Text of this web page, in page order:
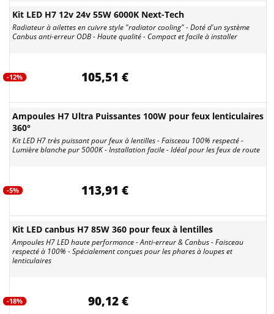
Kit LED H7 12v 24v 55W 6000K Next-Tech
Radiateur à ailettes en cuivre style "radiator cooling" - Doté d'un système
Canbus anti-erreur ODB - Haute qualité - Compact et facile à installer
-12% 105,51 €
Ampoules H7 Ultra Puissantes 100W pour feux lenticulaires
360°
Kit LED H7 très puissant pour feux à lentilles - Faisceau 100% respecté -
Lumière blanche pur 5000K - Installation facile - Idéal pour les feux de route
-5% 113,91 €
Kit LED canbus H7 85W 360 pour feux à lentilles
Ampoules H7 LED haute performance - Anti-erreur & Canbus - Faisceau
respecté à 100% - Spécialement conçues pour les phares à loupes et
lenticulaires
-18% 90,12 €